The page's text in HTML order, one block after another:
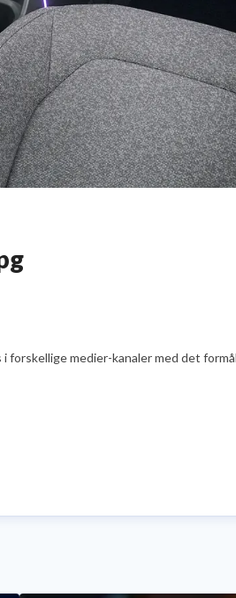
medier-kanaler med det